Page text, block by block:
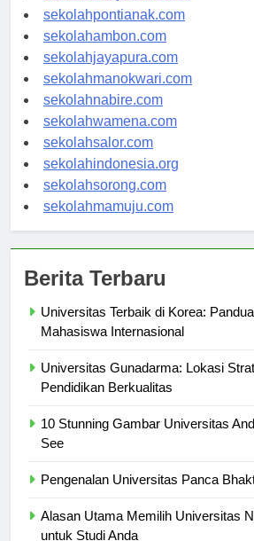
sekolahbanjarbaru.com
sekolahpontianak.com
sekolahambon.com
sekolahjayapura.com
sekolahmanokwari.com
sekolahnabire.com
sekolahwamena.com
sekolahsalor.com
sekolahindonesia.org
sekolahsorong.com
Berita Terbaru
Universitas Terbaik di Korea:
Universitas Gunadarma: Lokasi
10 Stunning Gambar Universitas
Alasan Utama Memilih Universitas